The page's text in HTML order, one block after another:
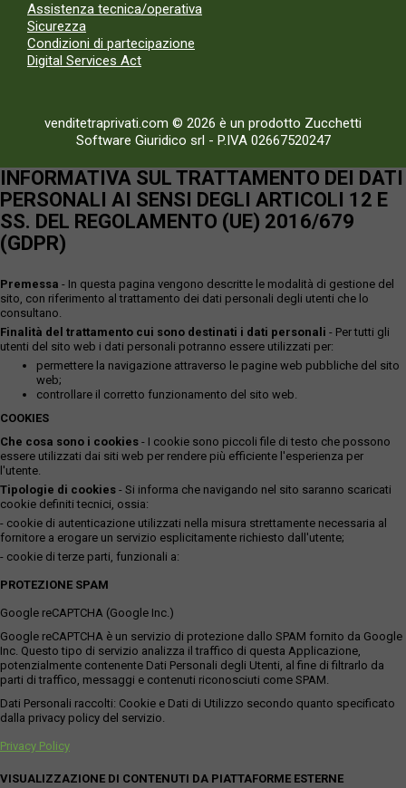
Assistenza tecnica/operativa
Sicurezza
Condizioni di partecipazione
Digital Services Act
venditetraprivati.com © 2026 è un prodotto Zucchetti
Software Giuridico srl - P.IVA 02667520247
INFORMATIVA SUL TRATTAMENTO DEI DATI
PERSONALI AI SENSI DEGLI ARTICOLI 12 E
SS. DEL REGOLAMENTO (UE) 2016/679
(GDPR)
Premessa - In questa pagina vengono descritte le modalità di gestione del
sito, con riferimento al trattamento dei dati personali degli utenti che lo
consultano.
Finalità del trattamento cui sono destinati i dati personali - Per tutti gli
utenti del sito web i dati personali potranno essere utilizzati per:
permettere la navigazione attraverso le pagine web pubbliche del sito
web;
controllare il corretto funzionamento del sito web.
COOKIES
Che cosa sono i cookies - I cookie sono piccoli file di testo che possono
essere utilizzati dai siti web per rendere più efficiente l'esperienza per
l'utente.
Tipologie di cookies - Si informa che navigando nel sito saranno scaricati
cookie definiti tecnici, ossia:
- cookie di autenticazione utilizzati nella misura strettamente necessaria al
fornitore a erogare un servizio esplicitamente richiesto dall'utente;
- cookie di terze parti, funzionali a:
PROTEZIONE SPAM
Google reCAPTCHA (Google Inc.)
Google reCAPTCHA è un servizio di protezione dallo SPAM fornito da Google
Inc. Questo tipo di servizio analizza il traffico di questa Applicazione,
potenzialmente contenente Dati Personali degli Utenti, al fine di filtrarlo da
parti di traffico, messaggi e contenuti riconosciuti come SPAM.
Dati Personali raccolti: Cookie e Dati di Utilizzo secondo quanto specificato
dalla privacy policy del servizio.
Privacy Policy
VISUALIZZAZIONE DI CONTENUTI DA PIATTAFORME ESTERNE